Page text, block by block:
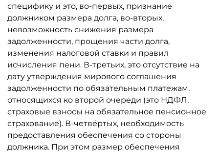
специфику и это, во-первых, признание
должником размера долга, во-вторых,
невозможность снижения размера
задолженности, прощения части долга,
изменения налоговой ставки и правил
исчисления пени. В-третьих, это отсутствие на
дату утверждения мирового соглашения
задолженности по обязательным платежам,
относящихся ко второй очереди (это НДФЛ,
страховые взносы на обязательное пенсионное
страхование). В-четвёртых, необходимость
предоставления обеспечения со стороны
должника. При этом размер обеспечения